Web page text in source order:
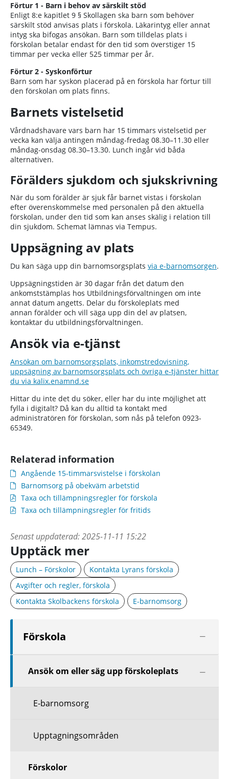
Förtur 1 - Barn i behov av särskilt stöd
Enligt 8:e kapitlet 9 § Skollagen ska barn som behöver
särskilt stöd anvisas plats i förskola. Läkarintyg eller annat
intyg ska bifogas ansökan. Barn som tilldelas plats i
förskolan betalar endast för den tid som överstiger 15
timmar per vecka eller 525 timmar per år.
Förtur 2 - Syskonförtur
Barn som har syskon placerad på en förskola har förtur till
den förskolan om plats finns.
Barnets vistelsetid
Vårdnadshavare vars barn har 15 timmars vistelsetid per
vecka kan välja antingen måndag-fredag 08.30–11.30 eller
måndag-onsdag 08.30–13.30. Lunch ingår vid båda
alternativen.
Förälders sjukdom och sjukskrivning
När du som förälder är sjuk får barnet vistas i förskolan
efter överenskommelse med personalen på den aktuella
förskolan, under den tid som kan anses skälig i relation till
din sjukdom. Schemat lämnas via Tempus.
Uppsägning av plats
Du kan säga upp din barnomsorgsplats via e-barnomsorgen.
Uppsägningstiden är 30 dagar från det datum den
ankomststämplas hos Utbildningsförvaltningen om inte
annat datum angetts. Delar du förskoleplats med
annan förälder och vill säga upp din del av platsen,
kontaktar du utbildningsförvaltningen.
Ansök via e-tjänst
Ansökan om barnomsorgsplats, inkomstredovisning,
uppsägning av barnomsorgsplats och övriga e-tjänster hittar
du via kalix.enamnd.se
Hittar du inte det du söker, eller har du inte möjlighet att
fylla i digitalt? Då kan du alltid ta kontakt med
administratören för förskolan, som nås på telefon 0923-
65349.
Relaterad information
Angående 15-timmarsvistelse i förskolan
Barnomsorg på obekväm arbetstid
Taxa och tillämpningsregler för förskola
Taxa och tillämpningsregler för fritids
Senast uppdaterad:2025-11-11 15:22
Upptäck mer
Lunch – Förskolor
Kontakta Lyrans förskola
Avgifter och regler, förskola
Kontakta Skolbackens förskola
E-barnomsorg
Förskola
Ansök om eller säg upp förskoleplats
E-barnomsorg
Upptagningsområden
Förskolor